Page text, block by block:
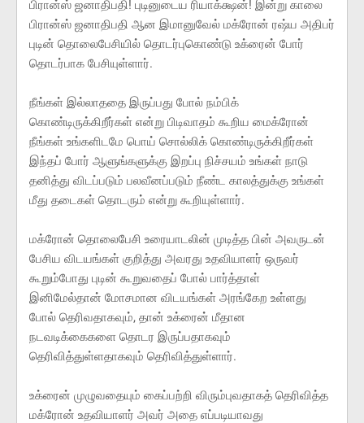
பிரான்ஸ் ஜனாதிபதி! புடினுடைய ரியாக்க்ஷன்! இன்று காலை
பிரான்ஸ் ஜனாதிபதி ஆன இமானுவேல் மக்ரோன் ரஷ்ய அதிபர்
புடின் தொலைபேசியில் தொடர்புகொண்டு உக்ரைன் போர்
தொடர்பாக பேசியுள்ளார்.
நீங்கள் இல்லாததை இருப்பது போல் நம்பிக்
கொண்டிருக்கிறீர்கள் என்று பிடிவாதம் கூறிய மைக்ரோன்
நீங்கள் உங்களிடமே பொய் சொல்லிக் கொண்டிருக்கிறீர்கள்
இந்தப் போர் ஆளுங்களுக்கு இறப்பு நிச்சயம் உங்கள் நாடு
தனித்து விடப்படும் பலவீனப்படும் நீண்ட காலத்துக்கு உங்கள்
மீது தடைகள் தொடரும் என்று கூறியுள்ளார்.
மக்ரோன் தொலைபேசி உரையாடலின் முடித்த பின் அவருடன்
பேசிய விடயங்கள் குறித்து அவரது உதவியாளர் ஒருவர்
கூறும்போது புடின் கூறுவதைப் போல் பார்த்தாள்
இனிமேல்தான் மோசமான விடயங்கள் அரங்கேற உள்ளது
போல் தெரிவதாகவும், தான் உக்ரைன் மீதான
நடவடிக்கைகளை தொடர இருப்பதாகவும்
தெரிவித்துள்ளதாகவும் தெரிவித்துள்ளார்.
உக்ரைன் முழுவதையும் கைப்பற்றி விரும்புவதாகத் தெரிவித்த
மக்ரோன் உதவியாளர் அவர் அதை எப்படியாவது